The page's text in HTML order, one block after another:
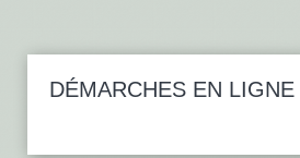
DÉMARCHES EN LIGNE